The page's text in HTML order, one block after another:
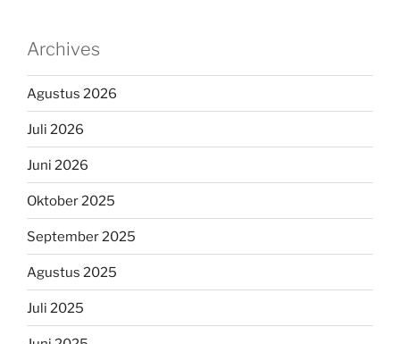
Archives
Agustus 2026
Juli 2026
Juni 2026
Oktober 2025
September 2025
Agustus 2025
Juli 2025